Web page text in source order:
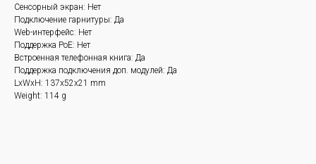
Сенсорный экран: Нет
Подключение гарнитуры: Да
Web-интерфейс: Нет
Поддержка PoE: Нет
Встроенная телефонная книга: Да
Поддержка подключения доп. модулей: Да
LxWxH: 137x52x21 mm
Weight: 114 g